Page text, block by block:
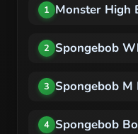
1 Monster High
2 Spongebob
3 Spongebob M
4 Spongebob